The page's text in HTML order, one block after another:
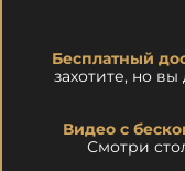
Бесплатный
захотите, но
Видео с
Смотри